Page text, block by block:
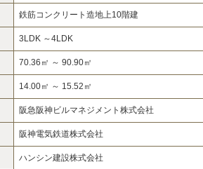
鉄筋コンクリート造地上10階建
3LDK ～4LDK
70.36㎡ ～ 90.90㎡
14.00㎡ ～ 15.52㎡
阪急阪神ビルマネジメント株式会社
阪神電気鉄道株式会社
ハンシン建設株式会社